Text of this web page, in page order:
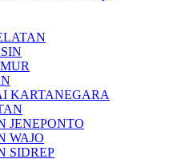
KARTANEGARA
JENEPONTO
WAJO
SIDREP